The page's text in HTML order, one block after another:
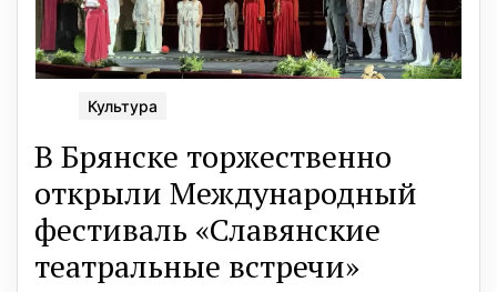
Культура
В Брянске торжественно
открыли Международный
фестиваль «Славянские
театральные встречи»